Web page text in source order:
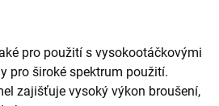
pro použití s vysokootáčkovými
pro široké spektrum použití.
zajišťuje vysoký výkon broušení,